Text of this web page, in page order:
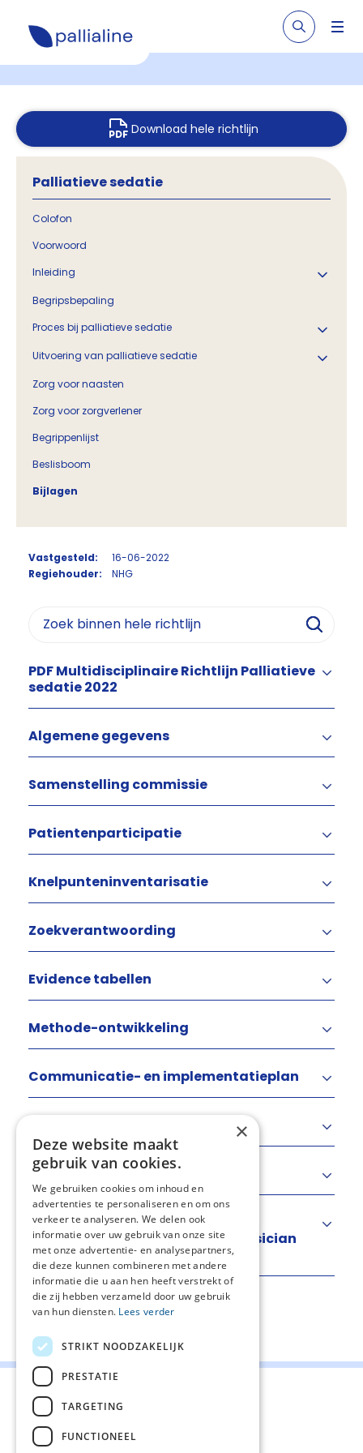
Download hele richtlijn
Palliatieve sedatie
Colofon
Voorwoord
Inleiding
Begripsbepaling
Proces bij palliatieve sedatie
Uitvoering van palliatieve sedatie
Zorg voor naasten
Zorg voor zorgverlener
Begrippenlijst
Beslisboom
Bijlagen
Vastgesteld:
16-06-2022
Regiehouder:
NHG
PDF Multidisciplinaire Richtlijn Palliatieve
sedatie 2022
Algemene gegevens
Samenstelling commissie
Patientenparticipatie
Knelpunteninventarisatie
Zoekverantwoording
Evidence tabellen
Methode-ontwikkeling
Communicatie- en implementatieplan
Kennislacunes
Nadere uitleg bevoegdheden
verpleegkundig specialist of physician
assistant
Deel deze pagina:
Contact
×
Deze website maakt
gebruik van cookies.
We gebruiken cookies om inhoud en
advertenties te personaliseren en om ons
verkeer te analyseren. We delen ook
informatie over uw gebruik van onze site
met onze advertentie- en analysepartners,
die deze kunnen combineren met andere
informatie die u aan hen heeft verstrekt of
die zij hebben verzameld door uw gebruik
van hun diensten. Lees verder
STRIKT NOODZAKELIJK
PRESTATIE
TARGETING
FUNCTIONEEL